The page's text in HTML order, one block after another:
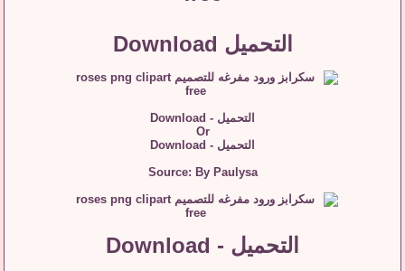
التحميل Download
التحميل - Download
Or
التحميل - Download
Source: By Paulysa
التحميل - Download